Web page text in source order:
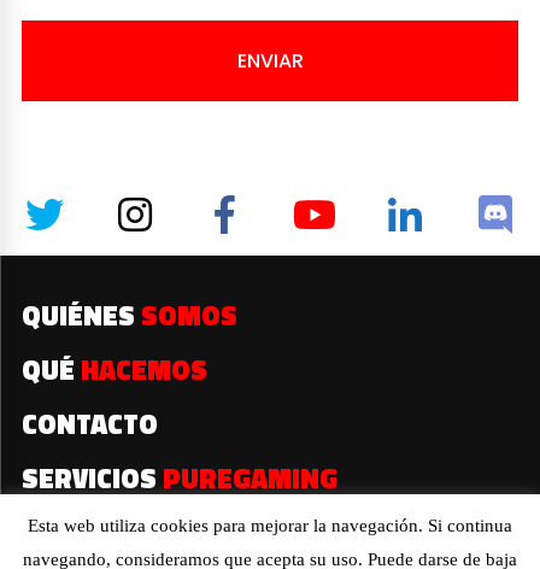
ENVIAR
QUIÉNES SOMOS
QUÉ HACEMOS
CONTACTO
SERVICIOS PUREGAMING
Esta web utiliza cookies para mejorar la navegación. Si continua
navegando, consideramos que acepta su uso. Puede darse de baja